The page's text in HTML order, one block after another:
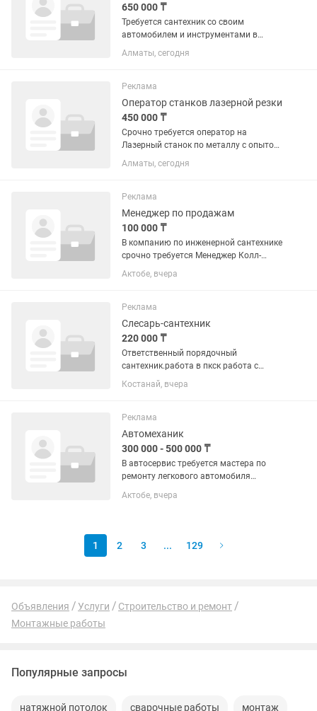
650 000 ₸
Требуется сантехник со своим
автомобилем и инструментами в
частной аварийную компанию по
обслуживанию населения
монтаж и все работы касающиеся
канализации водопровод...
Алматы, сегодня
Реклама
Оператор станков лазерной резки
450 000 ₸
Срочно требуется оператор на
Лазерный станок по металлу с опытом
работы и умением знанием чертежей и
подготовки. Требования Принял заказ
толщину листа выполнил...
Алматы, сегодня
Реклама
Менеджер по продажам
100 000 ₸
В компанию по инженерной сантехнике
срочно требуется Менеджер Колл-
центра График работы: 2/2 с 09:00 до
19:00 Возраст: до 35 лет Ищем
коммуникабельного...
Актобе, вчера
Реклама
Слесарь-сантехник
220 000 ₸
Ответственный порядочный
сантехник.работа в пкск работа с
системой отопления, ГВС,
ХВС.обслуживание домов
Костанай, вчера
Реклама
Автомеханик
300 000 - 500 000 ₸
В автосервис требуется мастера по
ремонту легкового автомобиля
Инструменты и оборудование имеется
Актобе, вчера
1 2 3 ... 129
Объявления Услуги
Строительство и ремонт
Монтажные работы
Популярные запросы
натяжной потолок сварочные работы монтаж